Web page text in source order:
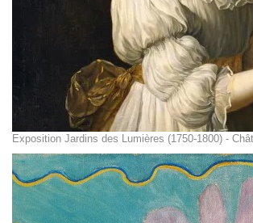
Exposition Jardins des Lumières (1750-1800) -